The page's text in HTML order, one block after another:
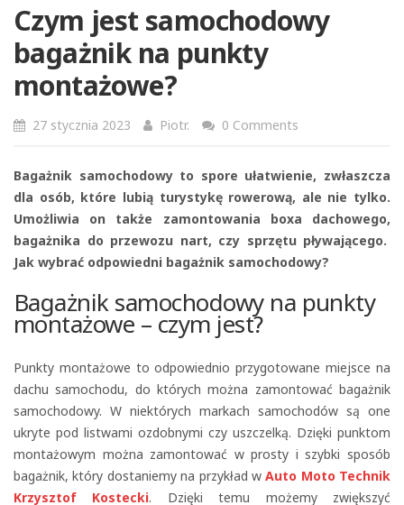
Czym jest samochodowy
bagażnik na punkty
montażowe?
27 stycznia 2023 Piotr. 0 Comments
Bagażnik samochodowy to spore ułatwienie, zwłaszcza
dla osób, które lubią turystykę rowerową, ale nie tylko.
Umożliwia on także zamontowania boxa dachowego,
bagażnika do przewozu nart, czy sprzętu pływającego.
Jak wybrać odpowiedni bagażnik samochodowy?
Bagażnik samochodowy na punkty
montażowe – czym jest?
Punkty montażowe to odpowiednio przygotowane miejsce na
dachu samochodu, do których można zamontować bagażnik
samochodowy. W niektórych markach samochodów są one
ukryte pod listwami ozdobnymi czy uszczelką. Dzięki punktom
montażowym można zamontować w prosty i szybki sposób
bagażnik, który dostaniemy na przykład wAuto Moto Technik
Krzysztof Kostecki. Dzięki temu możemy zwiększyć